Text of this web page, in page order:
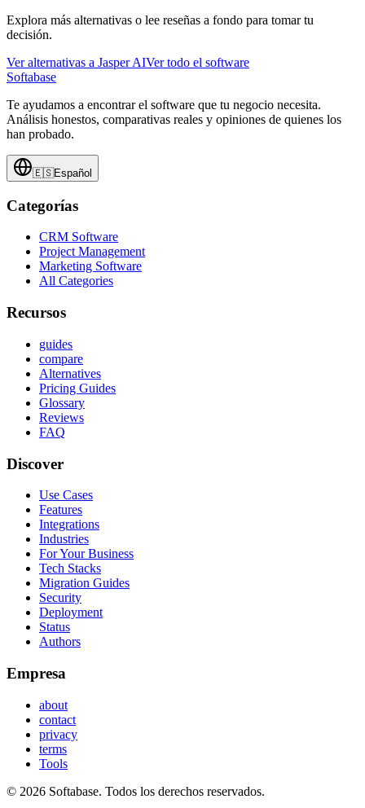
Explora más alternativas o lee reseñas a fondo para tomar tu
decisión.
Ver alternativas a Jasper AIVer todo el software
Softabase
Te ayudamos a encontrar el software que tu negocio necesita.
Análisis honestos, comparativas reales y opiniones de quienes los
han probado.
🇪🇸Español
Categorías
CRM Software
Project Management
Marketing Software
All Categories
Recursos
guides
compare
Alternatives
Pricing Guides
Glossary
Reviews
FAQ
Discover
Use Cases
Features
Integrations
Industries
For Your Business
Tech Stacks
Migration Guides
Security
Deployment
Status
Authors
Empresa
about
contact
privacy
terms
Tools
© 2026 Softabase. Todos los derechos reservados.